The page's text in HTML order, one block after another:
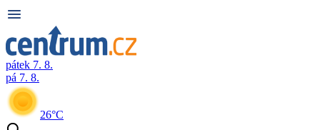
pátek 7. 8.
pá 7. 8.
26°C